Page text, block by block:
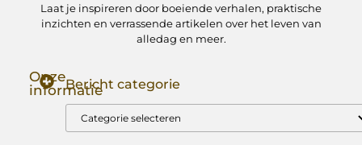
Laat je inspireren door boeiende verhalen, praktische
inzichten en verrassende artikelen over het leven van
alledag en meer.
Onze
informatieBericht categorie